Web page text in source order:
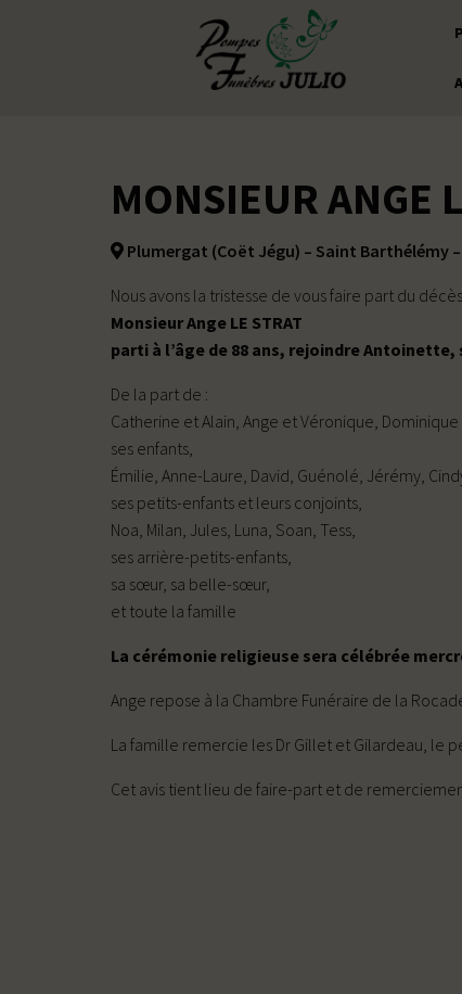
MONSIEUR ANGE
Plumergat (Coët Jégu) – Saint Barthélémy
Nous avons la tristesse de vous faire part du
Monsieur Ange LE STRAT
parti à l’âge de 88 ans, rejoindre Antoinette,
De la part de :
Catherine et Alain, Ange et Véronique,
ses enfants,
Émilie, Anne-Laure, David, Guénolé, Jérémy,
ses petits-enfants et leurs conjoints,
Noa, Milan, Jules, Luna, Soan, Tess,
ses arrière-petits-enfants,
sa sœur, sa belle-sœur,
et toute la famille
La cérémonie religieuse sera célébrée
Ange repose à la Chambre Funéraire de la
La famille remercie les Dr Gillet et Gilardeau, le
Cet avis tient lieu de faire-part et de